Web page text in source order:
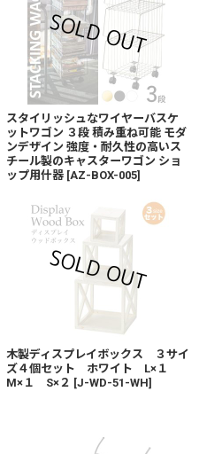
スタイリッシュなワイヤーバスケ
ットワゴン ３段 積み重ね可能 モダ
ンデザイン 強度・耐久性の高いス
チール製のキャスターワゴン ショ
ップ用什器 [AZ-BOX-005]
木製ディスプレイボックス ３サイ
ズ４個セット ホワイト L×１
M×１ S×２ [J-WD-51-WH]